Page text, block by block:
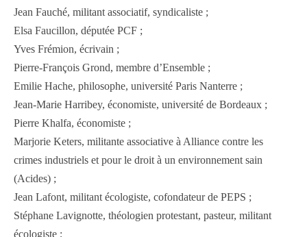
Jean Fauché, militant associatif, syndicaliste ;
Elsa Faucillon, députée PCF ;
Yves Frémion, écrivain ;
Pierre-François Grond, membre d’Ensemble ;
Emilie Hache, philosophe, université Paris Nanterre ;
Jean-Marie Harribey, économiste, université de Bordeaux ;
Pierre Khalfa, économiste ;
Marjorie Keters, militante associative à Alliance contre les
crimes industriels et pour le droit à un environnement sain
(Acides) ;
Jean Lafont, militant écologiste, cofondateur de PEPS ;
Stéphane Lavignotte, théologien protestant, pasteur, militant
écologiste ;